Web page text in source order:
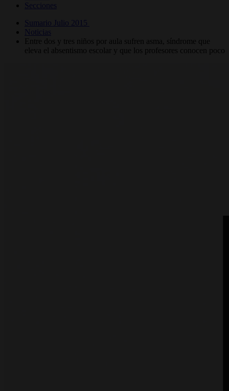
Secciones
Sumario Julio 2015
Noticias
Entre dos y tres niños por aula sufren asma, síndrome que
eleva el absentismo escolar y que los profesores conocen poco